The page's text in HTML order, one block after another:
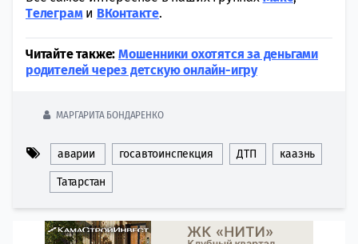
Tелеграми ВКонтакте.
Читайте также: Мошенники охотятся за деньгами
родителей через детскую онлайн-игру
МАРГАРИТА БОНДАРЕНКО
аварии госавтоинспекция ДТП каазнь
Татарстан